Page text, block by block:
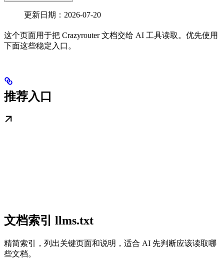
更新日期：2026-07-20
这个页面用于把 Crazyrouter 文档交给 AI 工具读取。优先使用
下面这些稳定入口。
推荐入口
文档索引 llms.txt
精简索引，列出关键页面和说明，适合 AI 先判断应该读取哪
些文档。